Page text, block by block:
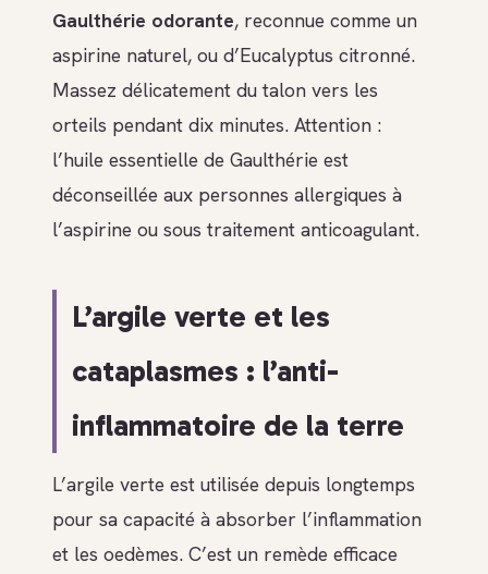
Gaulthérie odorante, reconnue comme un
aspirine naturel, ou d’Eucalyptus citronné.
Massez délicatement du talon vers les
orteils pendant dix minutes. Attention :
l’huile essentielle de Gaulthérie est
déconseillée aux personnes allergiques à
l’aspirine ou sous traitement anticoagulant.
L’argile verte et les
cataplasmes : l’anti-
inflammatoire de la terre
L’argile verte est utilisée depuis longtemps
pour sa capacité à absorber l’inflammation
et les oedèmes. C’est un remède efficace